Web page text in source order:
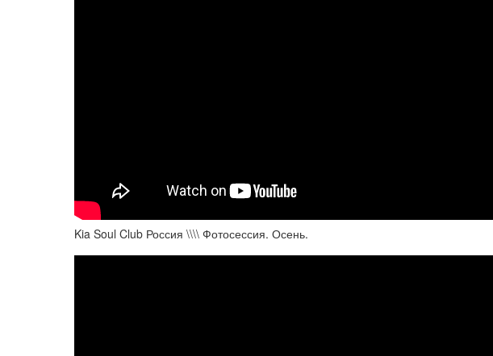
Kia Soul Club Россия \\\\ Фотосессия. Осень.